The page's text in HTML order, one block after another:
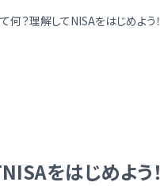
何？理解してNISAをはじめよう！
をはじめよう！